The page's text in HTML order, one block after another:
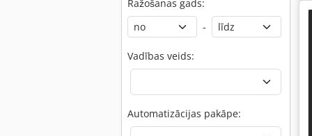
Ražošanas gads:
-
Vadības veids:
Automatizācijas pakāpe: